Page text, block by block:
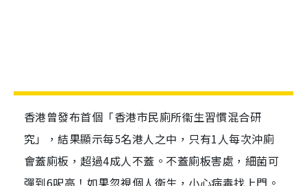
香港曾發布首個「香港市民廁所衞生習慣混合研
究」，結果顯示每5名港人之中，只有1人每次沖廁
會蓋廁板，超過4成人不蓋。不蓋廁板害處，細菌可